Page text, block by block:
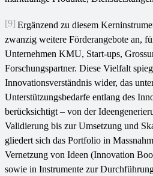
[9] Ergänzend zu diesem
zwanzig weitere Förderangebote an,
Unternehmen KMU, Start-ups,
Forschungspartner. Diese Vielfalt
Innovationsverständnis wider, das
Unterstützungsbedarfe entlang des
berücksichtigt – von der
Validierung bis zur Umsetzung und
gliedert sich das Portfolio in
Vernetzung von Ideen (Innovation
sowie in Instrumente zur